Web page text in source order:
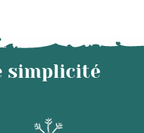
simplicité